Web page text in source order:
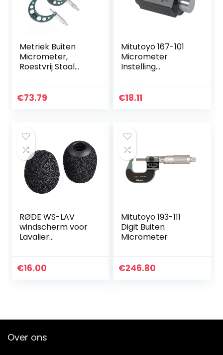
Metriek Buiten
Micrometer,
Roestvrij Staal
Accessoires Maten
€73.79
Mitutoyo 167-101
Micrometer
Instelling
€18.11
RØDE WS-LAV
windscherm voor
Lavalier
hoge kwaliteit voor
€16.00
Mitutoyo 193-111
Digit Buiten
Micrometer
€246.80
Over ons